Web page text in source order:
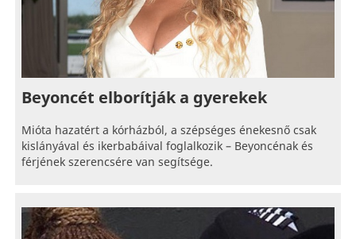
Beyoncét elborítják a gyerekek
Mióta hazatért a kórházból, a szépséges énekesnő csak
kislányával és ikerbabáival foglalkozik – Beyoncénak és
férjének szerencsére van segítsége.